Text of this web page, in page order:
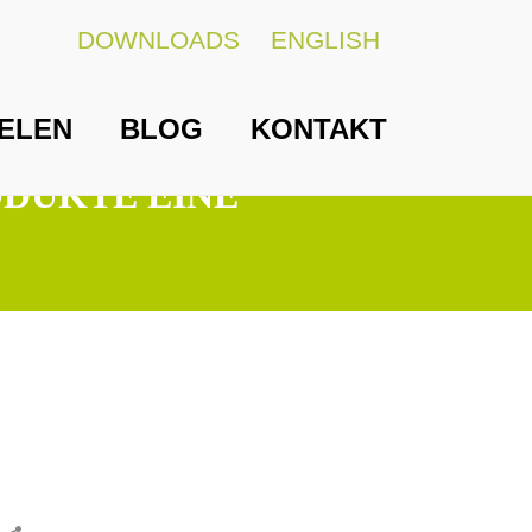
BLOG KONTAKT
EINE
DOWNLOADS ENGLISH